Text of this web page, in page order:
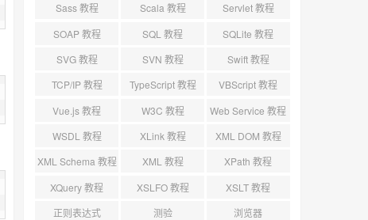
Sass 教程
Scala 教程
Servlet 教程
SOAP 教程
SQL 教程
SQLite 教程
SVG 教程
SVN 教程
Swift 教程
TCP/IP 教程
TypeScript 教程
VBScript 教程
Vue.js 教程
W3C 教程
Web Service 教程
WSDL 教程
XLink 教程
XML DOM 教程
XML Schema 教程
XML 教程
XPath 教程
XQuery 教程
XSLFO 教程
XSLT 教程
正则表达式
测验
浏览器